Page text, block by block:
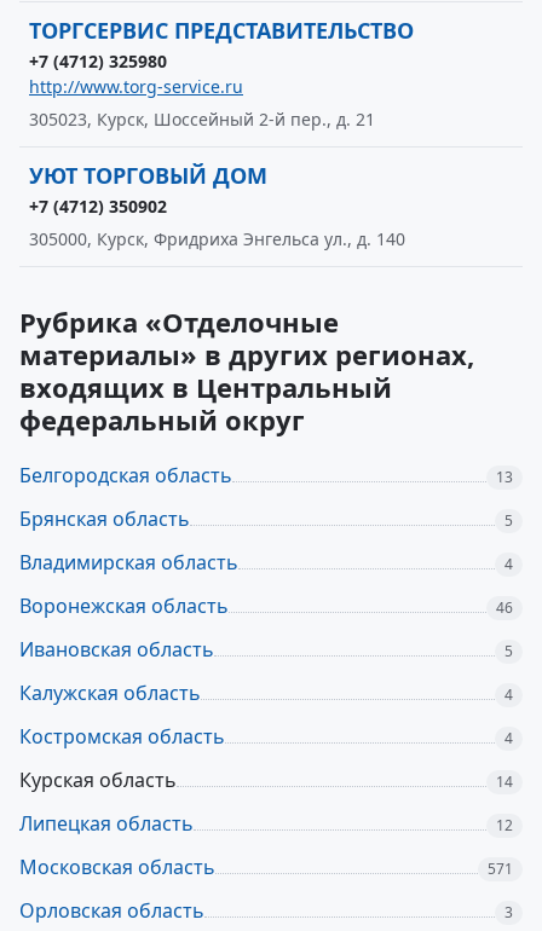
ТОРГСЕРВИС ПРЕДСТАВИТЕЛЬСТВО
+7 (4712) 325980
http://www.torg-service.ru
305023, Курск, Шоссейный 2-й пер., д. 21
УЮТ ТОРГОВЫЙ ДОМ
+7 (4712) 350902
305000, Курск, Фридриха Энгельса ул., д. 140
Рубрика «Отделочные
материалы» в других регионах,
входящих в Центральный
федеральный округ
Белгородская область 13
Брянская область 5
Владимирская область 4
Воронежская область 46
Ивановская область 5
Калужская область 4
Костромская область 4
Курская область 14
Липецкая область 12
Московская область 571
Орловская область 3